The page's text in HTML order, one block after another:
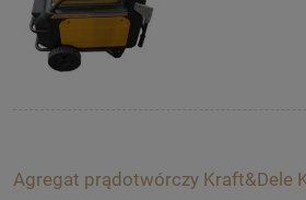
Agregat prądotwórczy Kraft&Dele